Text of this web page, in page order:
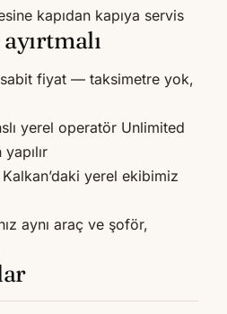
kapıdan kapıya servis
sabit fiyat — taksimetre yok,
yerel operatör Unlimited
yerel ekibimiz
aynı araç ve şoför,